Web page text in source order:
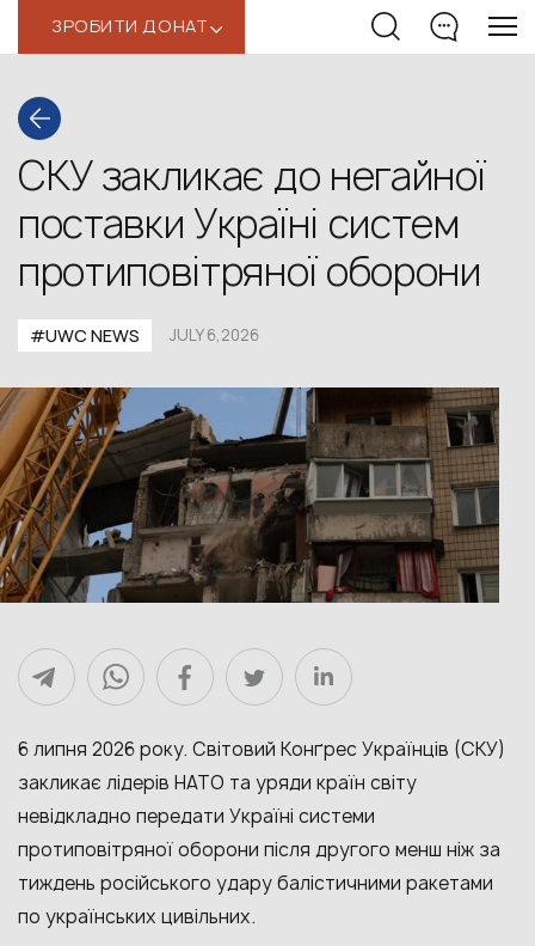
ЗРОБИТИ ДОНАТ‹
СКУ закликає до негайної
поставки Україні систем
протиповітряної оборони
#UWС NEWS JULY 6,2026
6 липня 2026 року. Світовий Конґрес Українців (СКУ)
закликає лідерів НАТО та уряди країн світу
невідкладно передати Україні системи
протиповітряної оборони після другого менш ніж за
тиждень російського удару балістичними ракетами
по українських цивільних.